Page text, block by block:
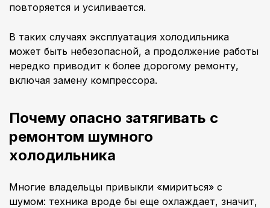
повторяется и усиливается.
В таких случаях эксплуатация холодильника
может быть небезопасной, а продолжение работы
нередко приводит к более дорогому ремонту,
включая замену компрессора.
Почему опасно затягивать с
ремонтом шумного
холодильника
Многие владельцы привыкли «мириться» с
шумом: техника вроде бы еще охлаждает, значит,